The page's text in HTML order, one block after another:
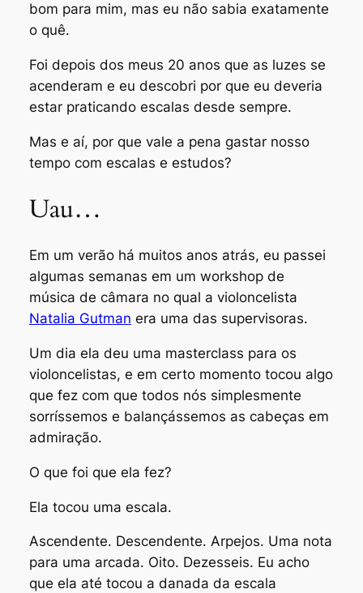
bom para mim, mas eu não sabia exatamente
o quê.
Foi depois dos meus 20 anos que as luzes se
acenderam e eu descobri por que eu deveria
estar praticando escalas desde sempre.
Mas e aí, por que vale a pena gastar nosso
tempo com escalas e estudos?
Uau…
Em um verão há muitos anos atrás, eu passei
algumas semanas em um workshop de
música de câmara no qual a violoncelista
Natalia Gutman era uma das supervisoras.
Um dia ela deu uma masterclass para os
violoncelistas, e em certo momento tocou algo
que fez com que todos nós simplesmente
sorríssemos e balançássemos as cabeças em
admiração.
O que foi que ela fez?
Ela tocou uma escala.
Ascendente. Descendente. Arpejos. Uma nota
para uma arcada. Oito. Dezesseis. Eu acho
que ela até tocou a danada da escala